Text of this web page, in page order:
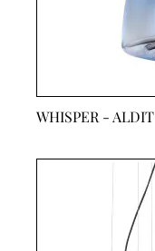
WHISPER - ALDIT